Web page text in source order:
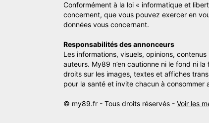
Conformément à la loi « informatique et
concernent, que vous pouvez exercer en
données vous concernant.
Responsabilités des annonceurs
Les informations, visuels, opinions,
auteurs. My89 n’en cautionne ni le fond ni
droits sur les images, textes et affiches
pour la santé et invite chacun à consommer
© my89.fr - Tous droits réservés - Voir les